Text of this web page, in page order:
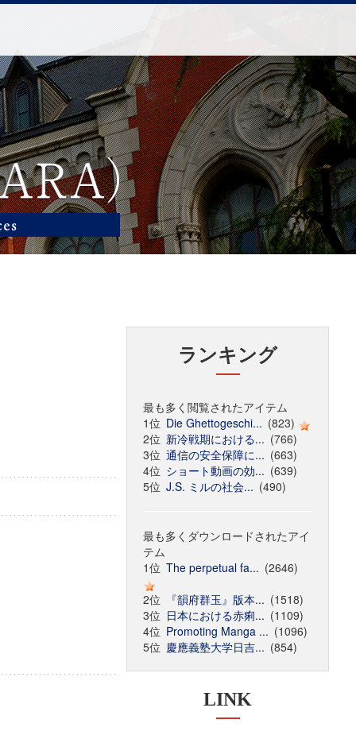
ランキング
最も多く閲覧されたアイテム
1位 Die Ghettogeschi... (823)
2位 新冷戦期における... (766)
3位 通信の安全保障に... (663)
4位 ショート動画の効... (639)
5位 J.S. ミルの社会... (490)
最も多くダウンロードされたアイ
テム
1位 The perpetual fa... (2646)
2位
『韻府群玉』版本... (1518)
3位 日本における赤痢... (1109)
4位 Promoting Manga ... (1096)
5位 慶應義塾大学日吉... (854)
LINK